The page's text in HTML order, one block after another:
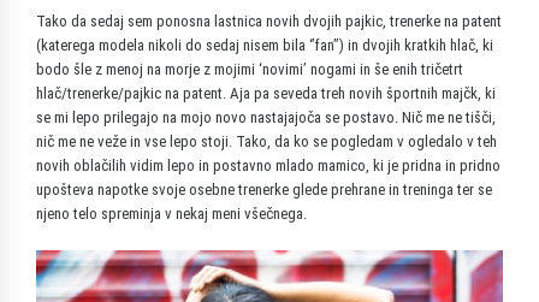
Tako da sedaj sem ponosna lastnica novih dvojih pajkic, trenerke na patent
(katerega modela nikoli do sedaj nisem bila ‘’fan’’) in dvojih kratkih hlač, ki
bodo šle z menoj na morje z mojimi ‘novimi’ nogami in še enih tričetrt
hlač/trenerke/pajkic na patent. Aja pa seveda treh novih športnih majčk, ki
se mi lepo prilegajo na mojo novo nastajajoča se postavo. Nič me ne tišči,
nič me ne veže in vse lepo stoji. Tako, da ko se pogledam v ogledalo v teh
novih oblačilih vidim lepo in postavno mlado mamico, ki je pridna in pridno
upošteva napotke svoje osebne trenerke glede prehrane in treninga ter se
njeno telo spreminja v nekaj meni všečnega.